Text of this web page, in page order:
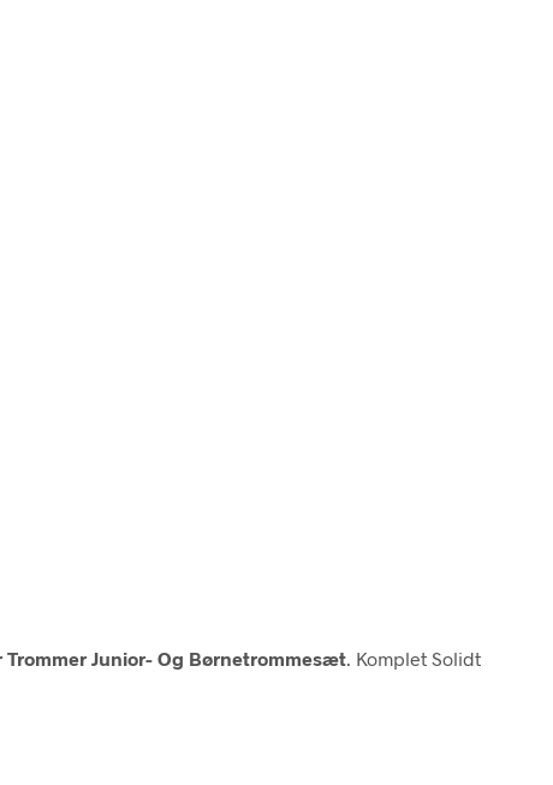
Junior- Og Børnetrommesæt . Komplet Solidt